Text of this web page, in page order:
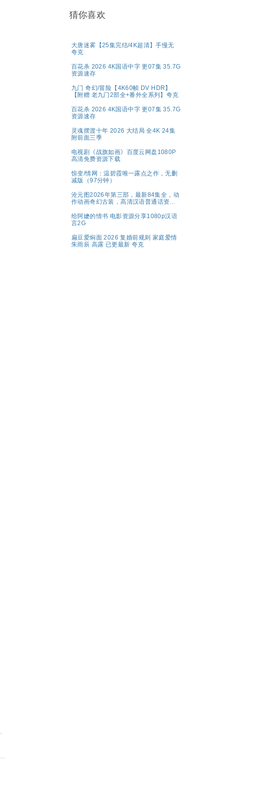
猜你喜欢
大唐迷雾【25集完结/4K超清】手慢无
夸克
百花杀 2026 4K国语中字 更07集 35.7G
资源速存
九门 奇幻/冒险【4K60帧 DV HDR】
【附赠 老九门2部全+番外全系列】夸克
百花杀 2026 4K国语中字 更07集 35.7G
资源速存
灵魂摆渡十年 2026 大结局 全4K 24集
附前面三季
电视剧《战旗如画》百度云网盘1080P
高清免费资源下载
惊变/情网：温碧霞唯一露点之作，无删
减版（97分钟）
沧元图2026年第三部，最新84集全，动
作动画奇幻古装，高清汉语普通话资源
给阿嬷的情书 电影资源分享1080p汉语
言2G
扁豆爱焖面 2026 复婚前规则 家庭爱情
朱雨辰 高露 已更最新 夸克